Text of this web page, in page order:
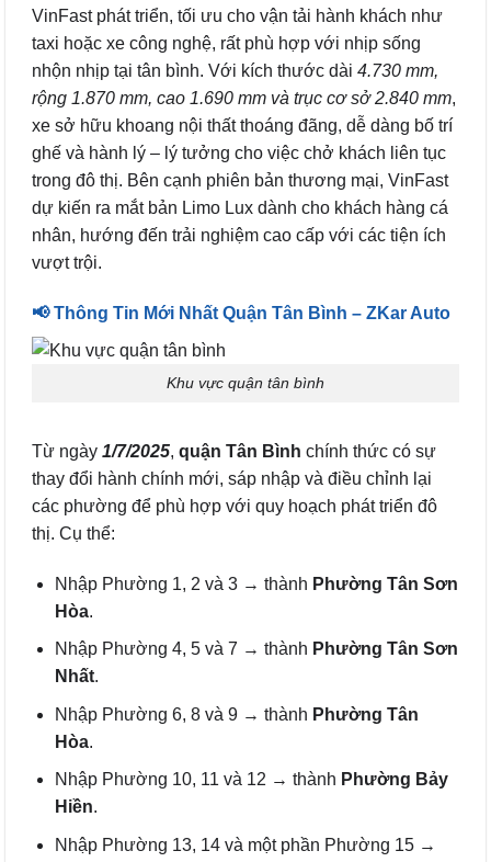
VinFast phát triển, tối ưu cho vận tải hành khách như
taxi hoặc xe công nghệ, rất phù hợp với nhịp sống
nhộn nhịp tại tân bình. Với kích thước dài 4.730 mm,
rộng 1.870 mm, cao 1.690 mm và trục cơ sở 2.840 mm,
xe sở hữu khoang nội thất thoáng đãng, dễ dàng bố trí
ghế và hành lý – lý tưởng cho việc chở khách liên tục
trong đô thị. Bên cạnh phiên bản thương mại, VinFast
dự kiến ra mắt bản Limo Lux dành cho khách hàng cá
nhân, hướng đến trải nghiệm cao cấp với các tiện ích
vượt trội.
📢 Thông Tin Mới Nhất Quận Tân Bình – ZKar Auto
Khu vực quận tân bình
Từ ngày 1/7/2025, quận Tân Bình chính thức có sự
thay đổi hành chính mới, sáp nhập và điều chỉnh lại
các phường để phù hợp với quy hoạch phát triển đô
thị. Cụ thể:
Nhập Phường 1, 2 và 3 → thành Phường Tân Sơn
Hòa.
Nhập Phường 4, 5 và 7 → thành Phường Tân Sơn
Nhất.
Nhập Phường 6, 8 và 9 → thành Phường Tân
Hòa.
Nhập Phường 10, 11 và 12 → thành Phường Bảy
Hiền.
Nhập Phường 13, 14 và một phần Phường 15 →